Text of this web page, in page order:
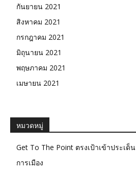
กันยายน 2021
สิงหาคม 2021
กรกฎาคม 2021
มิถุนายน 2021
พฤษภาคม 2021
เมษายน 2021
หมวดหมู่
Get To The Point ตรงเป้าเข้าประเด็น
การเมือง